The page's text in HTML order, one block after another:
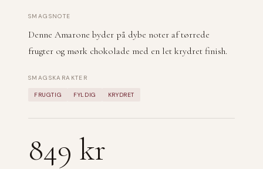
SMAGSNOTE
Denne Amarone byder på dybe noter af tørrede
frugter og mørk chokolade med en let krydret finish.
SMAGSKARAKTER
FRUGTIG FYLDIG KRYDRET
849 kr